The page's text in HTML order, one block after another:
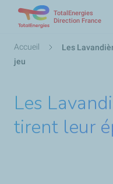
TotalEnergies
Direction France
Fil
d'Ariane
Accueil
Les
jeu
Les
tirent leur